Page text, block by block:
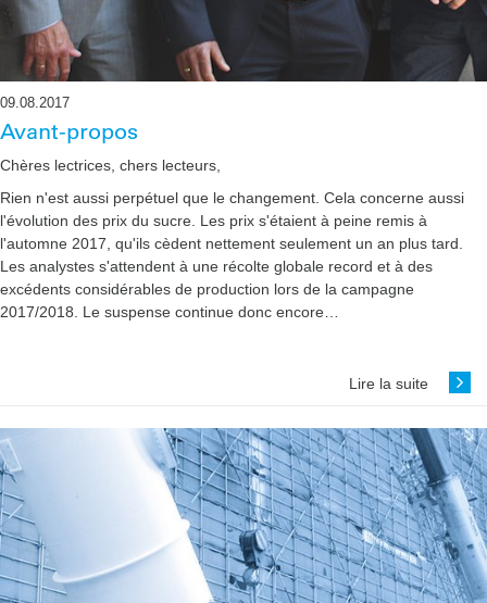
09.08.2017
Avant-propos
Chères lectrices, chers lecteurs,
Rien n'est aussi perpétuel que le changement. Cela concerne aussi
l'évolution des prix du sucre. Les prix s'étaient à peine remis à
l'automne 2017, qu'ils cèdent nettement seulement un an plus tard.
Les analystes s'attendent à une récolte globale record et à des
excédents considérables de production lors de la campagne
2017/2018. Le suspense continue donc encore…
Lire la suite